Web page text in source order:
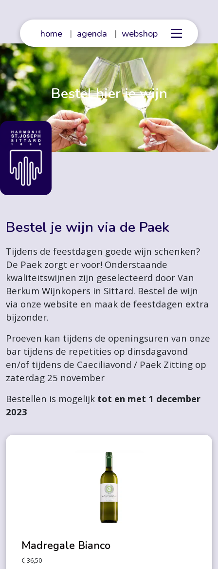
home | agenda | webshop
Bestel hier je wijn
Bestel je wijn via de Paek
Tijdens de feestdagen goede wijn schenken?
De Paek zorgt er voor! Onderstaande
kwaliteitswijnen zijn geselecteerd door Van
Berkum Wijnkopers in Sittard. Bestel de wijn
via onze website en maak de feestdagen extra
bijzonder.
Proeven kan tijdens de openingsuren van onze
bar tijdens de repetities op dinsdagavond
en/of tijdens de Caeciliavond / Paek Zitting op
zaterdag 25 november
Bestellen is mogelijk tot en met 1 december
2023
Madregale Bianco
36,50